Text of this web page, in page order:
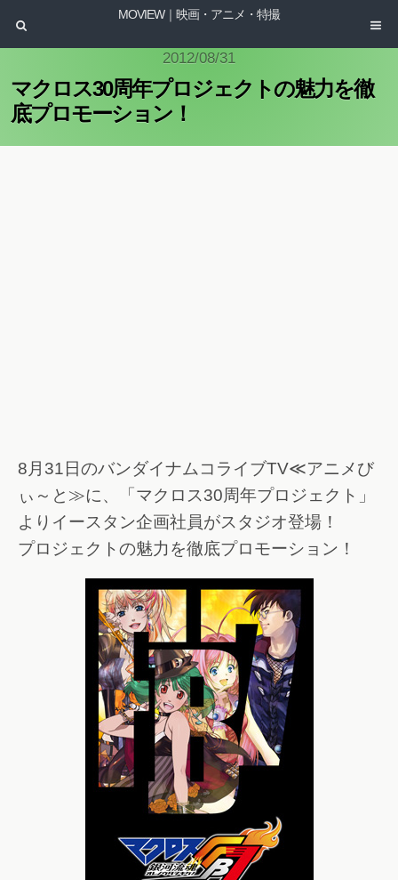
MOVIEW｜映画・アニメ・特撮
2012/08/31
マクロス30周年プロジェクトの魅力を徹
底プロモーション！
8月31日のバンダイナムコライブTV≪アニメび
ぃ～と≫に、「マクロス30周年プロジェクト」
よりイースタン企画社員がスタジオ登場！
プロジェクトの魅力を徹底プロモーション！